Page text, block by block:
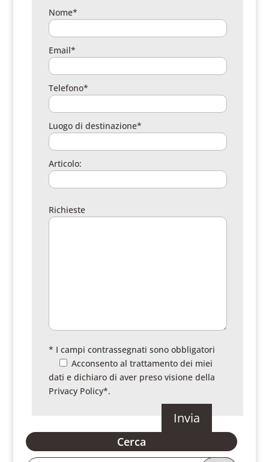
Nome*
Email*
Telefono*
Luogo di destinazione*
Articolo:
Richieste
* I campi contrassegnati sono obbligatori
Acconsento al trattamento dei miei
dati e dichiaro di aver preso visione della
Privacy Policy*.
Cerca